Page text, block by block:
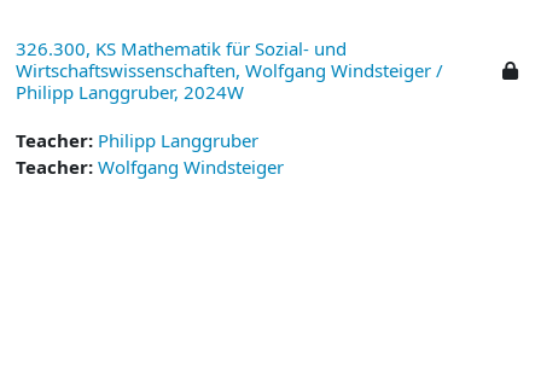
326.300, KS Mathematik für Sozial- und
Wirtschaftswissenschaften, Wolfgang Windsteiger /
Philipp Langgruber, 2024W
Teacher: Philipp Langgruber
Teacher: Wolfgang Windsteiger